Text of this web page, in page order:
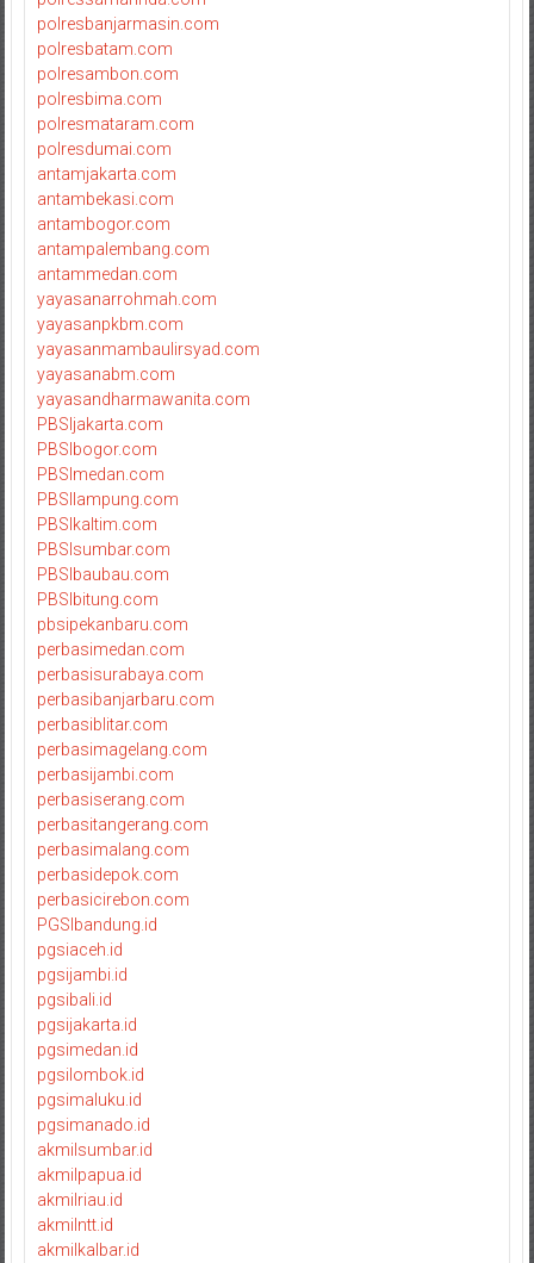
polresbanjarmasin.com
polresbatam.com
polresambon.com
polresbima.com
polresmataram.com
polresdumai.com
antamjakarta.com
antambekasi.com
antambogor.com
antampalembang.com
antammedan.com
yayasanarrohmah.com
yayasanpkbm.com
yayasanmambaulirsyad.com
yayasanabm.com
yayasandharmawanita.com
PBSIjakarta.com
PBSIbogor.com
PBSImedan.com
PBSIlampung.com
PBSIkaltim.com
PBSIsumbar.com
PBSIbaubau.com
PBSIbitung.com
pbsipekanbaru.com
perbasimedan.com
perbasisurabaya.com
perbasibanjarbaru.com
perbasiblitar.com
perbasimagelang.com
perbasijambi.com
perbasiserang.com
perbasitangerang.com
perbasimalang.com
perbasidepok.com
perbasicirebon.com
PGSIbandung.id
pgsiaceh.id
pgsijambi.id
pgsibali.id
pgsijakarta.id
pgsimedan.id
pgsilombok.id
pgsimaluku.id
pgsimanado.id
akmilsumbar.id
akmilpapua.id
akmilriau.id
akmilntt.id
akmilkalbar.id